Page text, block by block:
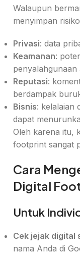
Walaupun
menyimpan
Privasi: data
Keamanan:
penyalahgunaan
Reputasi:
berdampak
Bisnis: kelalaian
dapat
Oleh karena itu,
footprint sangat
Cara
Digital
Untuk
Cek jejak digital
nama Anda di